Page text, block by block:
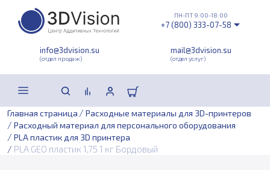
info@3dvision.su
(отдел продаж)
mail@3dvision.su
(отдел услуг)
ПН-ПТ 9:00-18:00
+7 (800) 333-07-58
Главная страница / Расходные материалы для 3D-принтеров
/ Расходный материал для персонального оборудования
/ PLA пластик для 3D принтера
/ PLA GEO пластик 1,75 1 кг Бордовый